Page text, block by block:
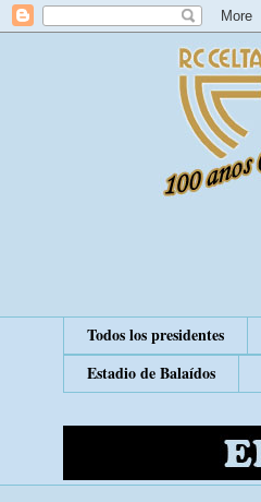
Todos los presidentes
Estadio de Balaídos